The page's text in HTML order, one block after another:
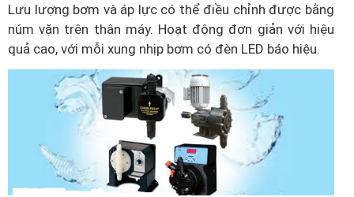
Lưu lượng bơm và áp lực có thể điều chỉnh được bằng
núm vặn trên thân máy. Hoạt động đơn giản với hiệu
quả cao, với mỗi xung nhịp bơm có đèn LED báo hiệu.